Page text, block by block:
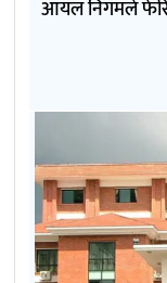
आयल निगमले फेरि